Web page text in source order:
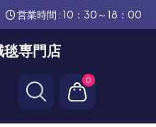
営業時間 : 10：30～18：00
毯専門店
0